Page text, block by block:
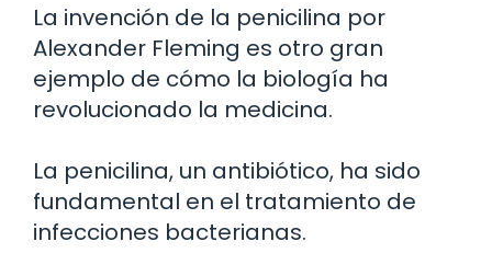
La invención de la penicilina por
Alexander Fleming es otro gran
ejemplo de cómo la biología ha
revolucionado la medicina.
La penicilina, un antibiótico, ha sido
fundamental en el tratamiento de
infecciones bacterianas.